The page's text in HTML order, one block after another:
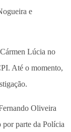
e
Lúcia no
Até o momento,
Oliveira
parte da Polícia